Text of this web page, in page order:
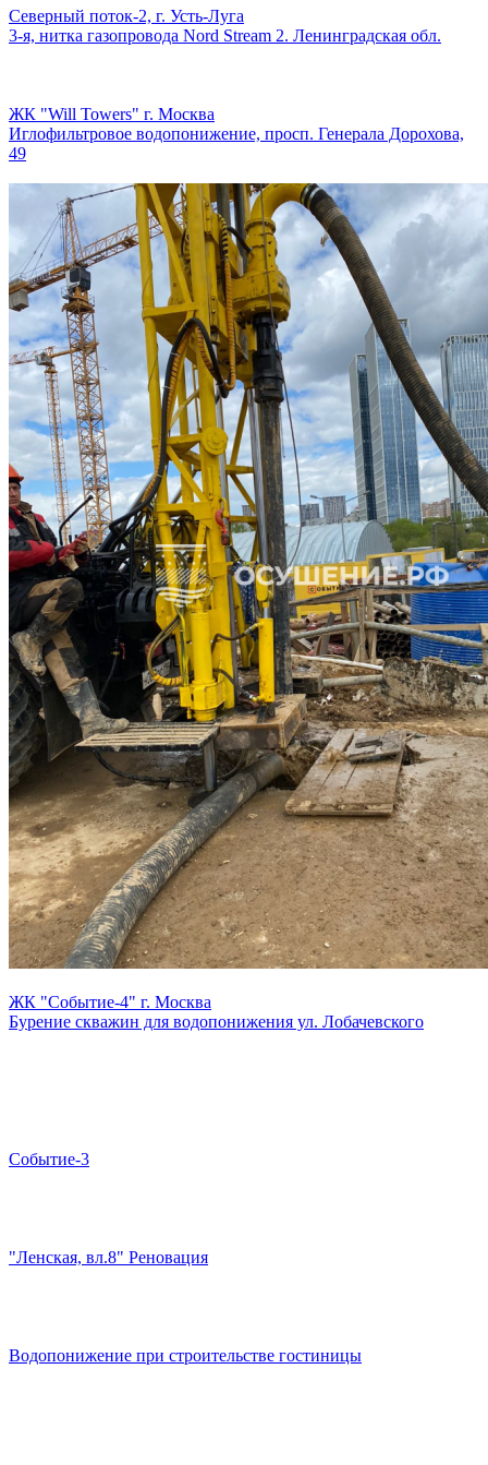
Северный поток-2, г. Усть-Луга
3-я, нитка газопровода Nord Stream 2. Ленинградская обл.
ЖК "Will Towers" г. Москва
Иглофильтровое водопонижение, просп. Генерала Дорохова,
49
ЖК "Событие-4" г. Москва
Бурение скважин для водопонижения ул. Лобачевского
Событие-3
"Ленская, вл.8" Реновация
Водопонижение при строительстве гостиницы